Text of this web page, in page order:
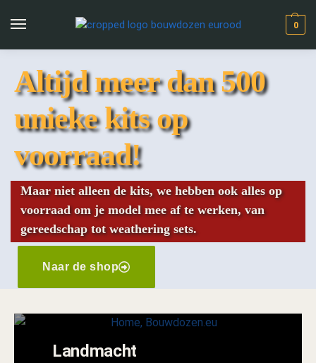
0
Altijd meer dan 500
unieke kits op
voorraad!
Maar niet alleen de kits, we hebben ook alles op
voorraad om je model mee af te werken, van
gereedschap tot weathering sets.
Naar de shop
Landmacht